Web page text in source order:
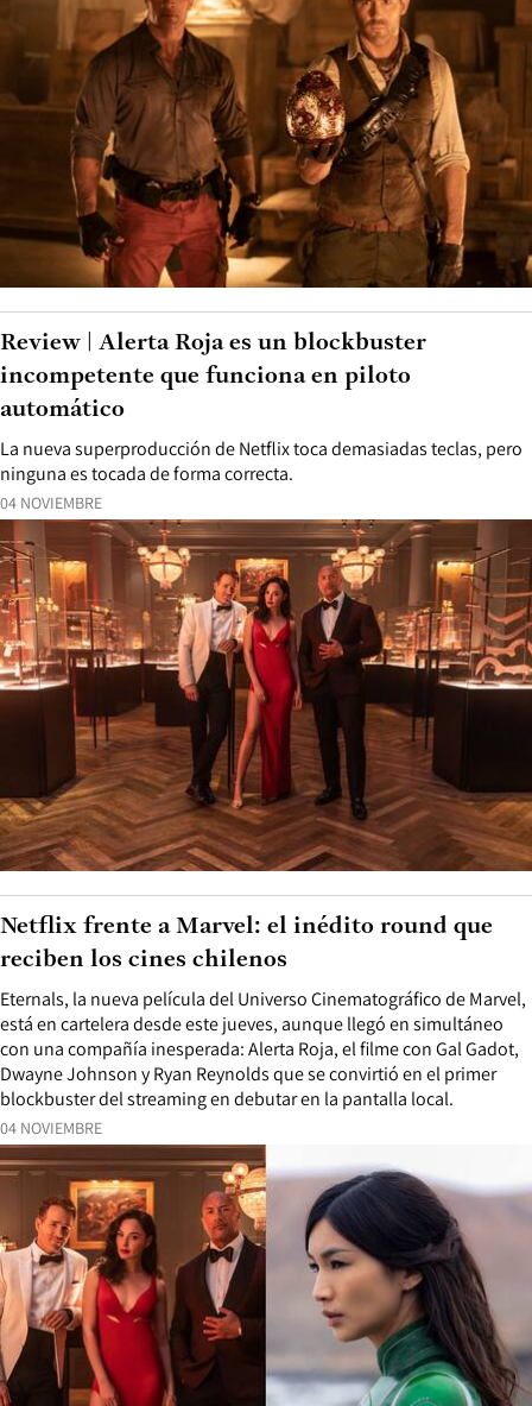
04 NOVIEMBRE
La nueva superproducción de Netflix toca demasiadas teclas, pero
ninguna es tocada de forma correcta.
Review | Alerta Roja es un blockbuster
incompetente que funciona en piloto
automático
04 NOVIEMBRE
Eternals, la nueva película del Universo Cinematográfico de Marvel,
está en cartelera desde este jueves, aunque llegó en simultáneo
con una compañía inesperada: Alerta Roja, el filme con Gal Gadot,
Dwayne Johnson y Ryan Reynolds que se convirtió en el primer
blockbuster del streaming en debutar en la pantalla local.
Netflix frente a Marvel: el inédito round que
reciben los cines chilenos